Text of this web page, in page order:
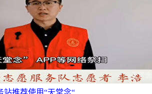
站推荐使用“天堂念“